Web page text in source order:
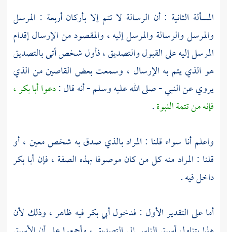
المسألة الثانية : أن الرسالة لا تتم إلا بأركان أربعة : المرسل
والمرسل والرسالة والمرسل إليه ، والمقصود من الإرسال إقدام
المرسل إليه على القبول والتصديق ، فأول شخص أتى بالتصديق
هو الذي يتم به الإرسال ، وسمعت بعض القاصين من الذي
يروي عن النبي - صلى الله عليه وسلم - أنه قال :دعواأبا بكر،
فإنه من تتمة النبوة.
واعلم أنا سواء قلنا : المراد بالذي صدق به شخص معين ، أو
قلنا : المراد منه كل من كان موصوفا بهذه الصفة ، فإن أبا بكر
داخل فيه .
أما على التقدير الأول : فدخولأبي بكرفيه ظاهر ، وذلك لأن